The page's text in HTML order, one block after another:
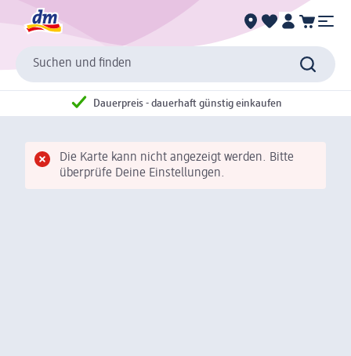
Suchen und finden
Dauerpreis - dauerhaft günstig einkaufen
Die Karte kann nicht angezeigt werden. Bitte
überprüfe Deine Einstellungen.